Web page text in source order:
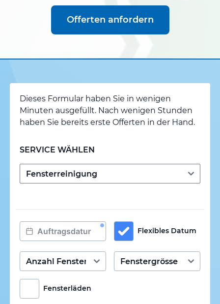
Offerten anfordern
Dieses Formular haben Sie in wenigen
Minuten ausgefüllt. Nach wenigen Stunden
haben Sie bereits erste Offerten in der Hand.
SERVICE WÄHLEN
Flexibles Datum
Fensterläden